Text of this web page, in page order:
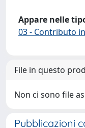
Appare nelle
03 - Contributo
File in questo
Non ci sono file
Pubblicazioni